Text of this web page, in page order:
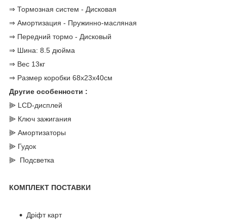
⇒ Тормозная систем - Дисковая
⇒ Амортизация - Пружинно-масляная
⇒ Передний тормо - Дисковый
⇒ Шина: 8.5 дюйма
⇒ Вес 13кг
⇒ Размер коробки 68х23х40см
Другие особенности :
⫸ LCD-дисплей
⫸ Ключ зажигания
⫸ Амортизаторы
⫸ Гудок
⫸ Подсветка
КОМПЛЕКТ ПОСТАВКИ
Дріфт карт